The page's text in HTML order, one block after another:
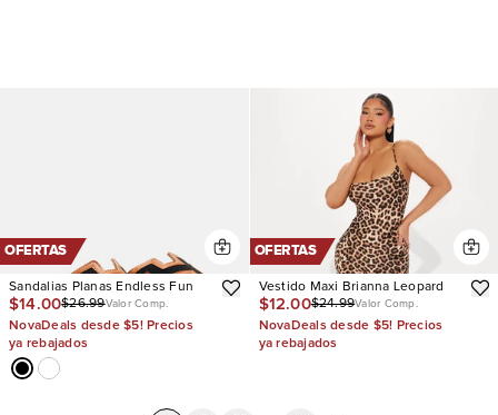
OFERTAS
Sandalias Planas Endless Fun
$14.00$26.99Valor Comp.
NovaDeals desde $5! Precios
ya rebajados
OFERTAS
Vestido Maxi Brianna Leopard
$12.00$24.99Valor Comp.
NovaDeals desde $5! Precios
ya rebajados